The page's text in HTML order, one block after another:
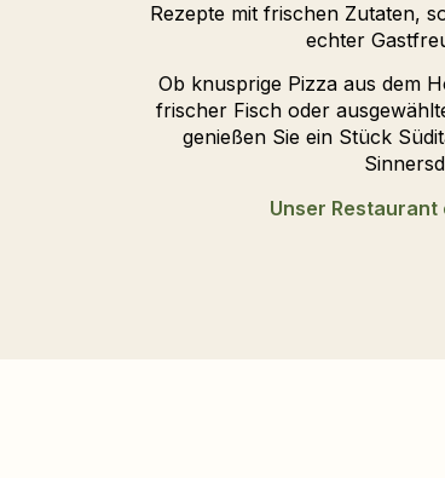
Rezepte mit frischen Zutaten,
echter
Ob knusprige Pizza aus dem
frischer Fisch oder
genießen Sie ein Stück
Unser